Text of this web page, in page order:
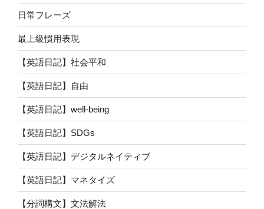
日常フレーズ
最上級慣用表現
【英語日記】社会平和
【英語日記】自由
【英語日記】well-being
【英語日記】SDGs
【英語日記】デジタルネイティブ
【英語日記】マネタイズ
【分詞構文】文法解法